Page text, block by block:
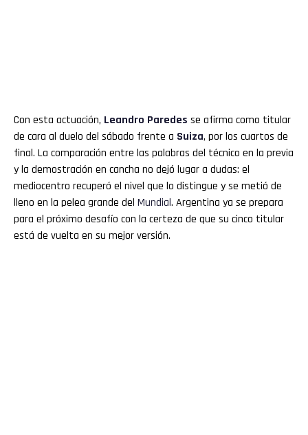
Con esta actuación, Leandro Paredes se afirma como titular
de cara al duelo del sábado frente a Suiza, por los cuartos de
final. La comparación entre las palabras del técnico en la previa
y la demostración en cancha no dejó lugar a dudas: el
mediocentro recuperó el nivel que lo distingue y se metió de
lleno en la pelea grande del Mundial. Argentina ya se prepara
para el próximo desafío con la certeza de que su cinco titular
está de vuelta en su mejor versión.